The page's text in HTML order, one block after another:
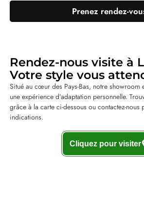
Prenez rendez-
Rendez-nous visite à
Votre style vous
Situé au cœur des Pays-Bas, notre showroom
une expérience d’adaptation personnelle.
grâce à la carte ci-dessous ou contactez-nous
indications.
Cliquez pour visiter